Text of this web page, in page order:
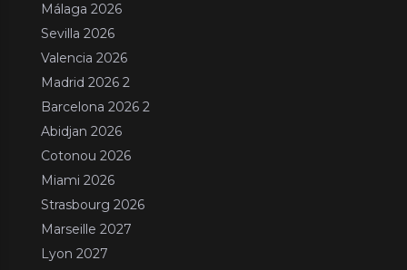
Málaga 2026
Sevilla 2026
Valencia 2026
Madrid 2026 2
Barcelona 2026 2
Abidjan 2026
Cotonou 2026
Miami 2026
Strasbourg 2026
Marseille 2027
Lyon 2027